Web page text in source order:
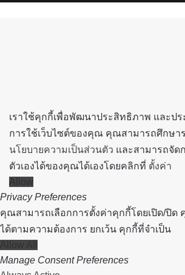
เราใช้คุกกี้เพื่อพัฒนาประสิทธิภาพ และป
การใช้เว็บไซต์ของคุณ คุณสามารถศึกษา
นโยบายความเป็นส่วนตัว และสามารถจัด
ตัวเองได้ของคุณได้เองโดยคลิกที่ ตั้งค่า
Allow
Privacy Preferences
คุณสามารถเลือกการตั้งค่าคุกกี้โดยเปิด/ปิด
ได้ตามความต้องการ ยกเว้น คุกกี้ที่จำเป็น
Allow All
Manage Consent Preferences